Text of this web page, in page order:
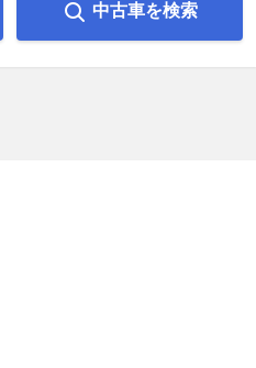
中古車を検索